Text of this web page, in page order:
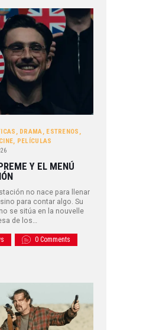
, DRAMA, ESTRENOS ,
, PELÍCULAS
Y EL MENÚ
no nace para llenar
para contar algo. Su
se sitúa en la nouvelle
de los…
0 Comments